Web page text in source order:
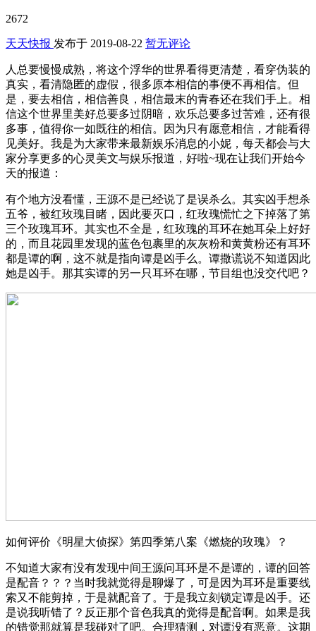
2672
天天快报 发布于 2019-08-22 暂无评论
人总要慢慢成熟，将这个浮华的世界看得更清楚，看穿伪装的
真实，看清隐匿的虚假，很多原本相信的事便不再相信。但
是，要去相信，相信善良，相信最末的青春还在我们手上。相
信这个世界里美好总要多过阴暗，欢乐总要多过苦难，还有很
多事，值得你一如既往的相信。因为只有愿意相信，才能看得
见美好。我是为大家带来最新娱乐消息的小妮，每天都会与大
家分享更多的心灵美文与娱乐报道，好啦~现在让我们开始今
天的报道：
有个地方没看懂，王源不是已经说了是误杀么。其实凶手想杀
五爷，被红玫瑰目睹，因此要灭口，红玫瑰慌忙之下掉落了第
三个玫瑰耳环。其实也不全是，红玫瑰的耳环在她耳朵上好好
的，而且花园里发现的蓝色包裹里的灰灰粉和黄黄粉还有耳环
都是谭的啊，这不就是指向谭是凶手么。谭撒谎说不知道因此
她是凶手。那其实谭的另一只耳环在哪，节目组也没交代吧？
如何评价《明星大侦探》第四季第八案《燃烧的玫瑰》？
不知道大家有没有发现中间王源问耳环是不是谭的，谭的回答
是配音？？？当时我就觉得是聊爆了，可是因为耳环是重要线
索又不能剪掉，于是就配音了。于是我立刻锁定谭是凶手。还
是说我听错了？反正那个音色我真的觉得是配音啊。如果是我
的错觉那就算是我碰对了吧。合理猜测，对谭没有恶意。这期